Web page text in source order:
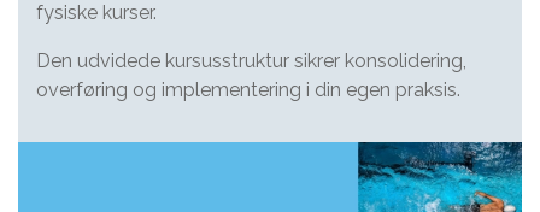
fysiske kurser.
Den udvidede kursusstruktur sikrer konsolidering,
overføring og implementering i din egen praksis.